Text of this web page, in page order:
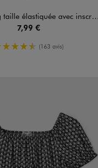
élastiquée avec inscription fille
7,99 €
4.5/5 de moyenne
(163 avis)